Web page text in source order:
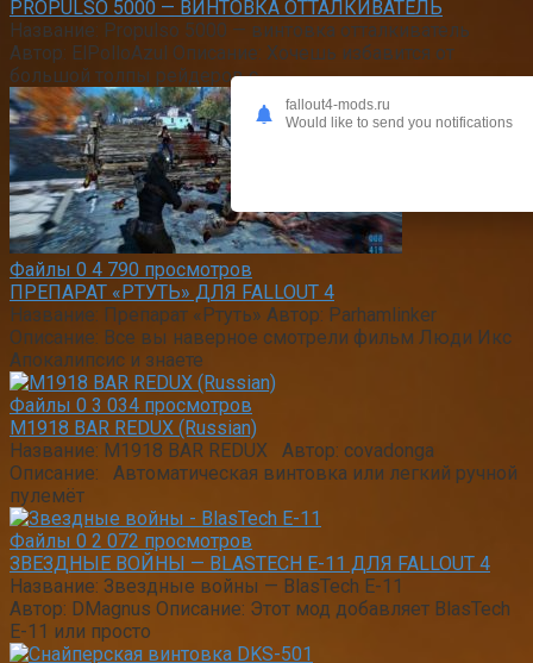
PROPULSO 5000 — ВИНТОВКА ОТТАЛКИВАТЕЛЬ
Название: Propulso 5000 — винтовка отталкиватель
Автор: ElPolloAzul Описание: Хочешь избавится от
большой толпы рейдеров с
Файлы 0 4 790 просмотров
ПРЕПАРАТ «РТУТЬ» ДЛЯ FALLOUT 4
Название: Препарат «Ртуть» Автор: Parhamlinker
Описание: Все вы наверное смотрели фильм Люди Икс
Апокалипсис и знаете
Файлы 0 3 034 просмотров
M1918 BAR REDUX (Russian)
Название: M1918 BAR REDUX Автор: covadonga
Описание: Автоматическая винтовка или легкий ручной
пулемёт
Файлы 0 2 072 просмотров
ЗВЕЗДНЫЕ ВОЙНЫ — BLASTECH Е-11 ДЛЯ FALLOUT 4
Название: Звездные войны — BlasTech Е-11
Автор: DMagnus Описание: Этот мод добавляет BlasTech
Е-11 или просто
fallout4-mods.ru
Would like to send you notifications